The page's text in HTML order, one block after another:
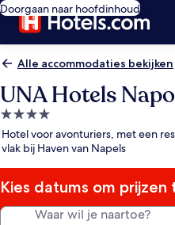
Doorgaan naar hoofdinhoud
Alle accommodaties bekijken
UNA Hotels
4.0-
sterrenaccommodatie
Hotel voor avonturiers, met een
vlak bij Haven van Napels
Kies datums om prijzen
Waar wil je naartoe?